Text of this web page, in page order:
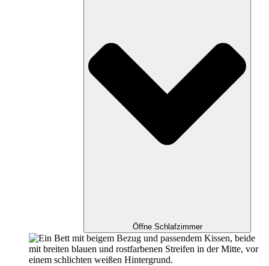
Öffne Schlafzimmer